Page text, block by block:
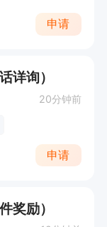
申请
详询）
20分钟前
申请
奖励）